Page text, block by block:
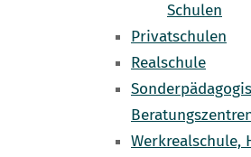
Schulen
Privatschulen
Realschule
Werkrealschule,